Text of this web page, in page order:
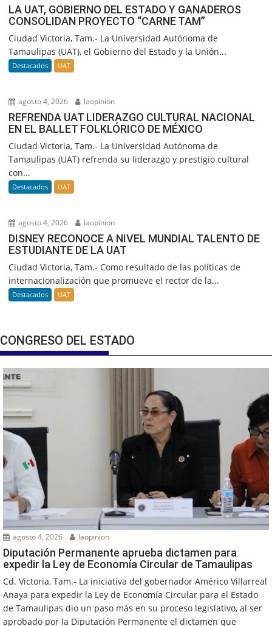
LA UAT, GOBIERNO DEL ESTADO Y GANADEROS
CONSOLIDAN PROYECTO “CARNE TAM”
Ciudad Victoria, Tam.- La Universidad Autónoma de
Tamaulipas (UAT), el Gobierno del Estado y la Unión...
Destacados UAT
agosto 4, 2026 laopinion
REFRENDA UAT LIDERAZGO CULTURAL NACIONAL
EN EL BALLET FOLKLÓRICO DE MÉXICO
Ciudad Victoria, Tam.- La Universidad Autónoma de
Tamaulipas (UAT) refrenda su liderazgo y prestigio cultural
con...
Destacados UAT
agosto 4, 2026 laopinion
DISNEY RECONOCE A NIVEL MUNDIAL TALENTO DE
ESTUDIANTE DE LA UAT
Ciudad Victoria, Tam.- Como resultado de las políticas de
internacionalización que promueve el rector de la...
Destacados UAT
CONGRESO DEL ESTADO
agosto 4, 2026 laopinion
Diputación Permanente aprueba dictamen para
expedir la Ley de Economía Circular de Tamaulipas
Cd. Victoria, Tam.- La iniciativa del gobernador Américo Villarreal
Anaya para expedir la Ley de Economía Circular para el Estado
de Tamaulipas dio un paso más en su proceso legislativo, al ser
aprobado por la Diputación Permanente el dictamen que